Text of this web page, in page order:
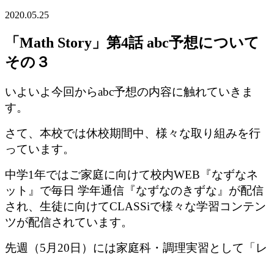
2020.05.25
「Math Story」第4話 abc予想について
その３
いよいよ今回からabc予想の内容に触れていきま
す。
さて、本校では休校期間中、様々な取り組みを行
っています。
中学1年ではご家庭に向けて校内WEB『なずなネ
ット』で毎日 学年通信『なずなのきずな』が配信
され、生徒に向けてCLASSiで様々な学習コンテン
ツが配信されています。
先週（5月20日）には家庭科・調理実習として「レ